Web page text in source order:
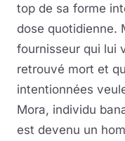
top de sa forme
dose quotidienne.
fournisseur qui lui
retrouvé mort et
intentionnées
Mora, individu
est devenu un